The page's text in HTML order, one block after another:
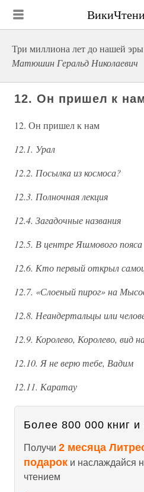
Три миллиона лет до нашей эры
Матюшин Геральд Николаевич
12. Он пришел к
12. Он пришел к нам
12.1. Урал
12.2. Посылка из космоса?
12.3. Полночная лекция
12.4. Загадочные названия
12.5. В центре Яшмового пояса
12.6. Кто первый открыл
12.7. «Слоеный пирог» на
12.8. Неандертальцы или
12.9. Королево, Королево, вид
12.10. Я не верю тебе, Вадим
12.11. Каратау
Более 800 000 книг и
Получи 2 месяца
подарок и наслаждайся
чтением